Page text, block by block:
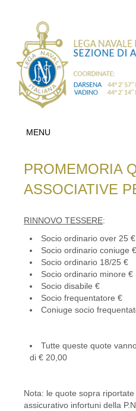
MENU
PROMEMORIA
ASSOCIATIVE
RINNOVO TESSERE:
Socio ordinario
Socio ordinario
Socio ordinario 18/
Socio ordinario
Socio disabile
Socio
Coniuge socio
Tutte queste quote
di € 20,00
Nota: le quote sopra
assicurativo infortuni della